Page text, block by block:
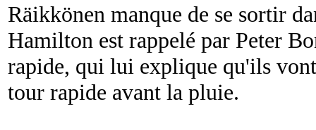
Räikkönen manque de se sortir
Hamilton est rappelé par Peter
rapide, qui lui explique qu'ils
tour rapide avant la pluie.